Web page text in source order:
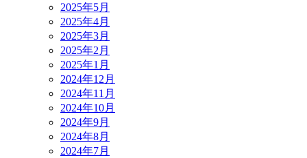
2025年5月
2025年4月
2025年3月
2025年2月
2025年1月
2024年12月
2024年11月
2024年10月
2024年9月
2024年8月
2024年7月